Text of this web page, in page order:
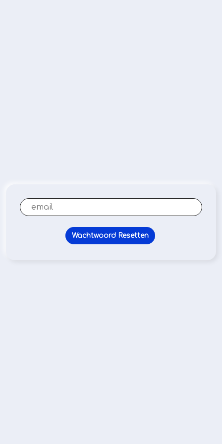
Wachtwoord Resetten